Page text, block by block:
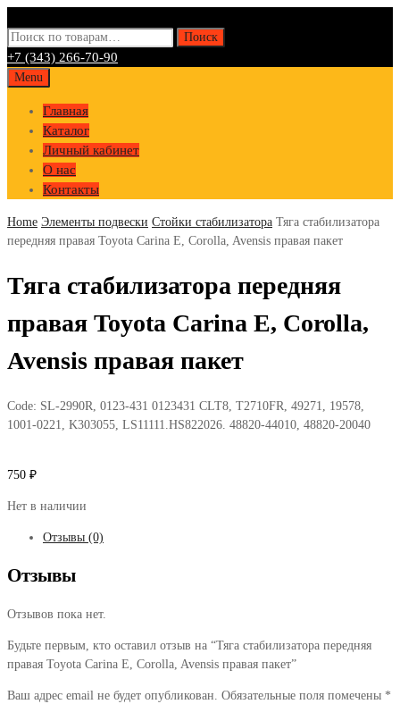
Искать: Поиск
+7 (343) 266-70-90
Skip
content
Menu
Главная
Каталог
Личный кабинет
О нас
Контакты
Home Элементы подвески Стойки стабилизатора Тяга стабилизатора
передняя правая Toyota Carina E, Corolla, Avensis правая пакет
Тяга стабилизатора передняя
правая Toyota Carina E, Corolla,
Avensis правая пакет
Code: SL-2990R, 0123-431 0123431 CLT8, T2710FR, 49271, 19578,
1001-0221, K303055, LS11111.HS822026. 48820-44010, 48820-20040
750 ₽
Нет в наличии
Отзывы (0)
Отзывы
Отзывов пока нет.
Будьте первым, кто оставил отзыв на “Тяга стабилизатора передняя
правая Toyota Carina E, Corolla, Avensis правая пакет”
Ваш адрес email не будет опубликован. Обязательные поля помечены *